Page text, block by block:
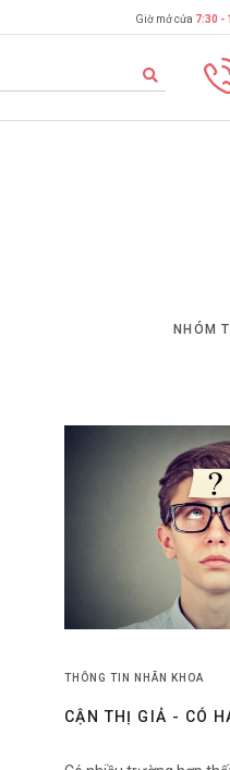
Giờ mở cửa 7:30 -
NHÓM
THÔNG TIN NHÃN KHOA
CẬN THỊ GIẢ - CÓ